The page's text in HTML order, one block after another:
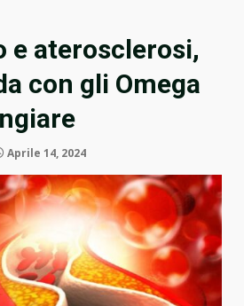
e aterosclerosi,
con gli Omega
Aprile 14, 2024